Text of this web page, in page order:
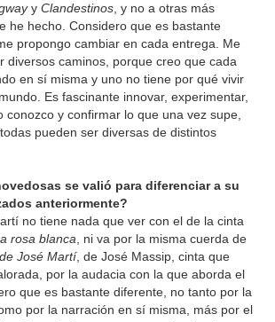
y Clandestinos , y no a otras más
he hecho. Considero que es bastante
propongo cambiar en cada entrega. Me
diversos caminos, porque creo que cada
en sí misma y uno no tiene por qué vivir
Es fascinante innovar, experimentar,
conozco y confirmar lo que una vez supe,
pueden ser diversas de distintos
se valió para diferenciar a su
anteriormente?
no tiene nada que ver con el de la cinta
rosa blanca , ni va por la misma cuerda de
José Martí, de José Massip, cinta que
por la audacia con la que aborda el
que es bastante diferente, no tanto por la
por la narración en sí misma, más por el